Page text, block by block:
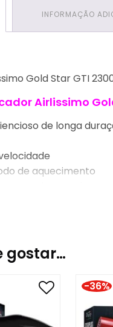
INFORMAÇÃO
Gold Star GTI
Airlissimo
de longa
de aquecimento
incluídos
gostar…
-36%